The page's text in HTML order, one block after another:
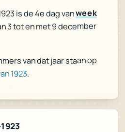
is de 4e dag vanweek
3 tot en met 9 december
van dat jaar staan op
1923.